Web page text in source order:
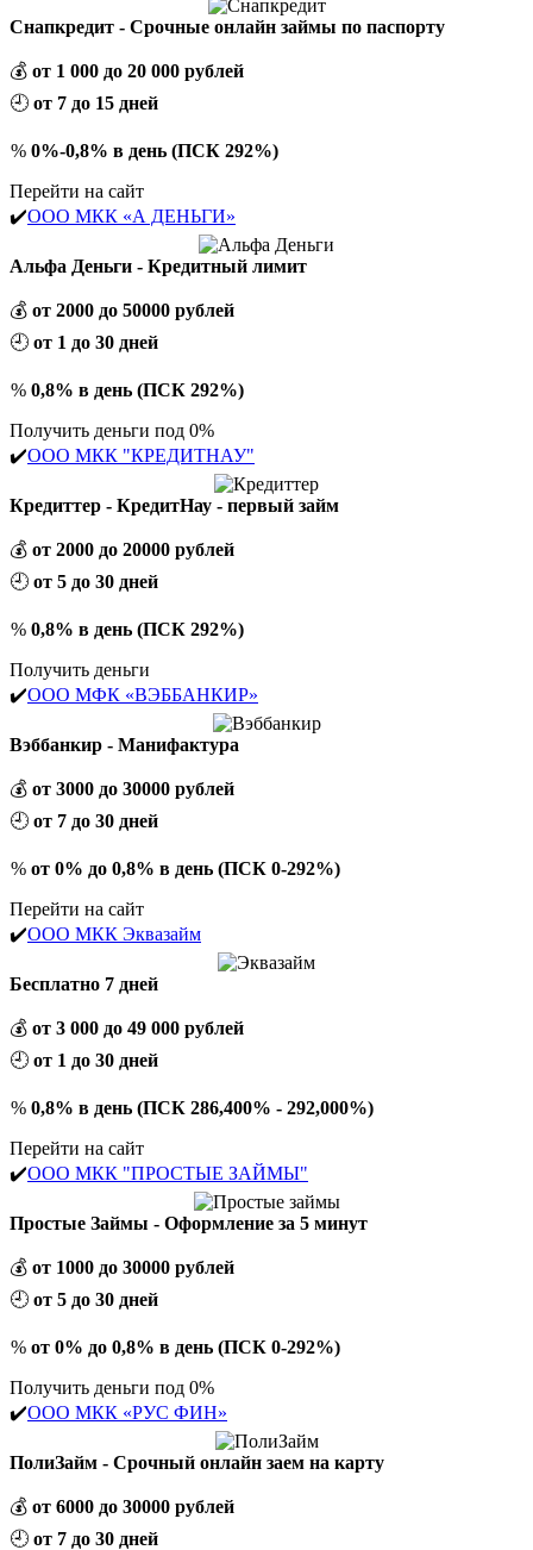
Снапкредит - Срочные онлайн займы по паспорту
💰 от 1 000 до 20 000 рублей
🕘 от 7 до 15 дней
% 0%-0,8% в день (ПСК 292%)
Перейти на сайт
✔️ООО МКК «А ДЕНЬГИ»
Альфа Деньги - Кредитный лимит
💰 от 2000 до 50000 рублей
🕘 от 1 до 30 дней
% 0,8% в день (ПСК 292%)
Получить деньги под 0%
✔️ООО МКК "КРЕДИТНАУ"
Кредиттер - КредитНау - первый займ
💰 от 2000 до 20000 рублей
🕘 от 5 до 30 дней
% 0,8% в день (ПСК 292%)
Получить деньги
✔️ООО МФК «ВЭББАНКИР»
Вэббанкир - Манифактура
💰 от 3000 до 30000 рублей
🕘 от 7 до 30 дней
% от 0% до 0,8% в день (ПСК 0-292%)
Перейти на сайт
✔️ООО МКК Эквазайм
Бесплатно 7 дней
💰 от 3 000 до 49 000 рублей
🕘 от 1 до 30 дней
% 0,8% в день (ПСК 286,400% - 292,000%)
Перейти на сайт
✔️ООО МКК "ПРОСТЫЕ ЗАЙМЫ"
Простые Займы - Оформление за 5 минут
💰 от 1000 до 30000 рублей
🕘 от 5 до 30 дней
% от 0% до 0,8% в день (ПСК 0-292%)
Получить деньги под 0%
✔️ООО МКК «РУС ФИН»
ПолиЗайм - Срочный онлайн заем на карту
💰 от 6000 до 30000 рублей
🕘 от 7 до 30 дней